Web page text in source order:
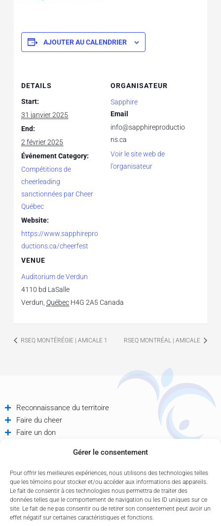
Gérer le consentement
Pour offrir les meilleures expériences, nous utilisons des technologies telles
que les témoins pour stocker et/ou accéder aux informations des appareils.
Le fait de consentir à ces technologies nous permettra de traiter des
données telles que le comportement de navigation ou les ID uniques sur ce
site. Le fait de ne pas consentir ou de retirer son consentement peut avoir un
effet négatif sur certaines caractéristiques et fonctions.
AJOUTER AU CALENDRIER
DETAILS
Start:
31 janvier 2025
End:
2 février 2025
Événement Category:
Compétitions de
cheerleading
sanctionnées par Cheer
Québec
Website:
https://www.sapphirepro
ductions.ca/cheerfest
VENUE
Auditorium de Verdun
4110 bd LaSalle
Verdun Québec H4G 2A5 Canada
ORGANISATEUR
Sapphire
Email
info@sapphireproductio
ns.ca
Voir le site web de
l'organisateur
RSEQ MONTÉRÉGIE | AMICALE 1 RSEQ MONTRÉAL | AMICALE
Reconnaissance du territoire
Faire du cheer
Faire un don
Contactez-nous
Politique de confidentialité